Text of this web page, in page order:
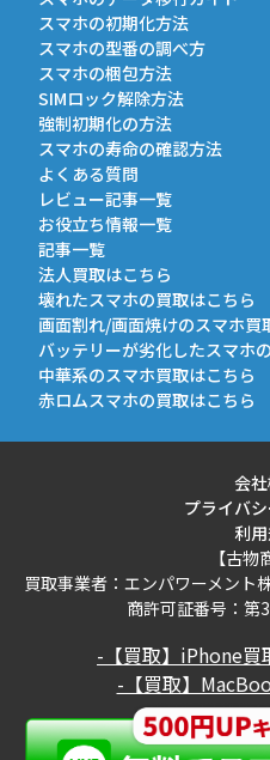
スマホの初期化方法
スマホの型番の調べ方
スマホの梱包方法
SIMロック解除方法
強制初期化の方法
スマホの寿命の確認方法
よくある質問
レビュー記事一覧
お役立ち情報一覧
記事一覧
法人買取はこちら
壊れたスマホの買取はこちら
画面割れ/画面焼けのスマホ買
バッテリーが劣化したスマホ
中華系のスマホ買取はこちら
赤ロムスマホの買取はこちら
会
プライバ
利
【古物
買取事業者：エンパワーメント
商許可証番号：第
-【買取】iPhone買
-【買取】